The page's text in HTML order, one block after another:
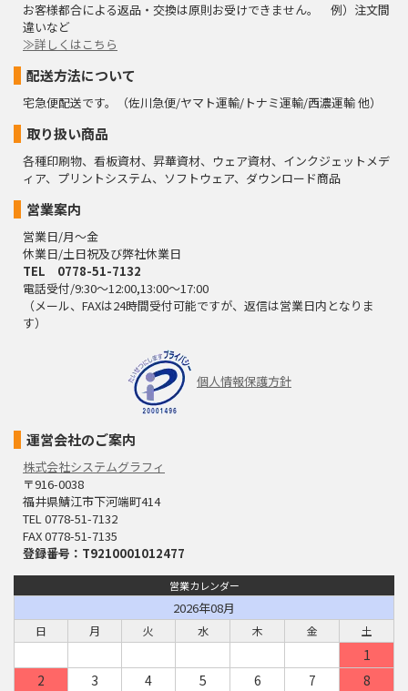
お客様都合による返品・交換は原則お受けできません。 例）注文間
違いなど
≫詳しくはこちら
配送方法について
宅急便配送です。（佐川急便/ヤマト運輸/トナミ運輸/西濃運輸 他）
取り扱い商品
各種印刷物、看板資材、昇華資材、ウェア資材、インクジェットメデ
ィア、プリントシステム、ソフトウェア、ダウンロード商品
営業案内
営業日/月～金
休業日/土日祝及び弊社休業日
TEL 0778-51-7132
電話受付/9:30～12:00,13:00～17:00
（メール、FAXは24時間受付可能ですが、返信は営業日内となりま
す）
個人情報保護方針
運営会社のご案内
株式会社システムグラフィ
〒916-0038
福井県鯖江市下河端町414
TEL 0778-51-7132
FAX 0778-51-7135
登録番号：T9210001012477
営業カレンダー
2026年08月
日 月 火 水 木 金 土
1
2
3 4 5 6 7
8